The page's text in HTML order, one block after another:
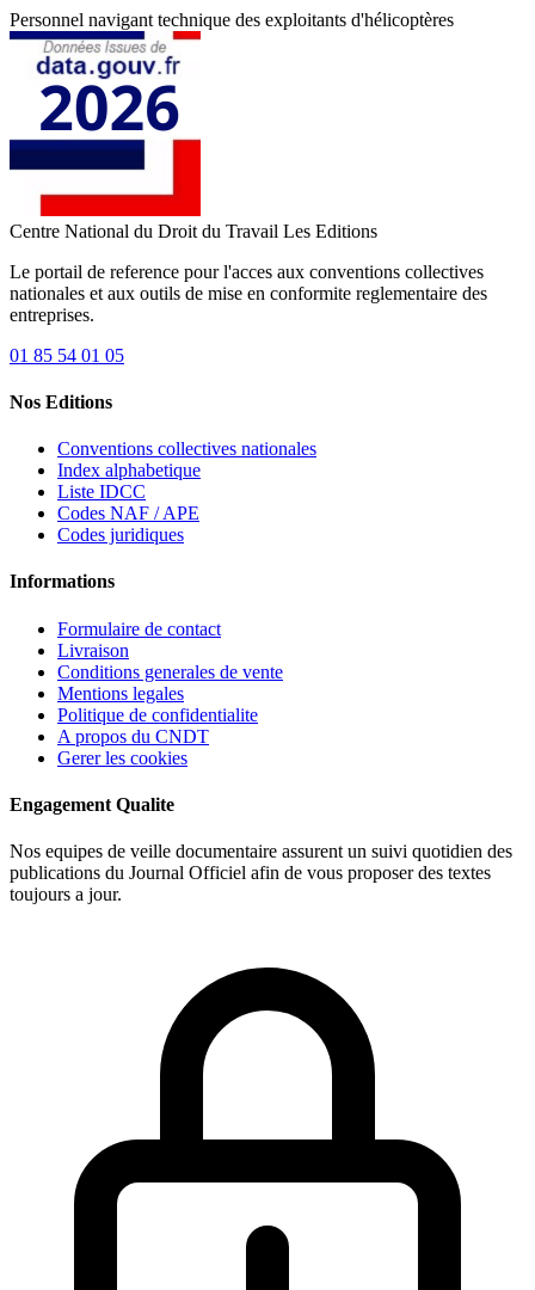
Personnel navigant technique des exploitants d'hélicoptères
Centre National du Droit du Travail Les Editions
Le portail de reference pour l'acces aux conventions collectives
nationales et aux outils de mise en conformite reglementaire des
entreprises.
01 85 54 01 05
Nos Editions
Conventions collectives nationales
Index alphabetique
Liste IDCC
Codes NAF / APE
Codes juridiques
Informations
Formulaire de contact
Livraison
Conditions generales de vente
Mentions legales
Politique de confidentialite
A propos du CNDT
Gerer les cookies
Engagement Qualite
Nos equipes de veille documentaire assurent un suivi quotidien des
publications du Journal Officiel afin de vous proposer des textes
toujours a jour.